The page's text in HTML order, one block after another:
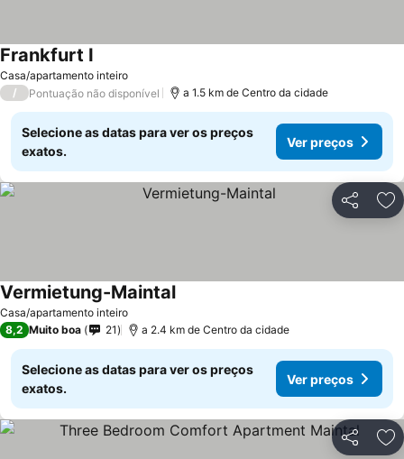
Casa/apartamento inteiro
Frankfurt I
/ Pontuação não disponível a 1.5 km de Centro da cidade
Selecione as datas para ver os preços
exatos.
Ver preços
Partilhar
Casa/apartamento inteiro
Vermietung-Maintal
8,2 Muito boa 21 a 2.4 km de Centro da cidade
Selecione as datas para ver os preços
exatos.
Ver preços
Partilhar